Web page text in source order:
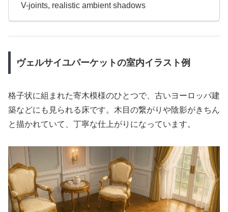
V-joints, realistic ambient shadows
ヴェルサイユパーケットの室内イラスト例
格子状に組まれた寄木模様のひとつで、古いヨーロッパ建
築などにも見られる床です。木目の繋がりや陰影がきちん
と描かれていて、丁寧な仕上がりになっています。